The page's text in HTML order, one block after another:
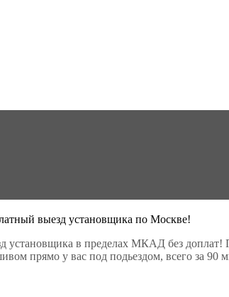
выезд установщика по Москве!
установщика в пределах МКАД без доплат!
прямо у вас под подьездом, всего за 90